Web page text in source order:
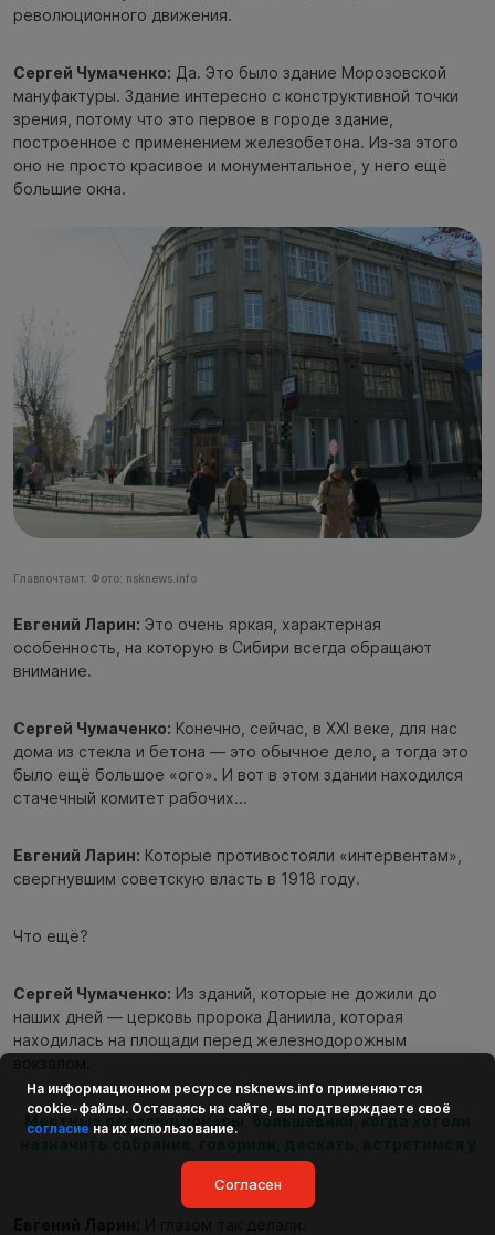
революционного движения.
Сергей Чумаченко: Да. Это было здание Морозовской
мануфактуры. Здание интересно с конструктивной точки
зрения, потому что это первое в городе здание,
построенное с применением железобетона. Из-за этого
оно не просто красивое и монументальное, у него ещё
большие окна.
Главпочтамт. Фото: nsknews.info
Евгений Ларин: Это очень яркая, характерная
особенность, на которую в Сибири всегда обращают
внимание.
Сергей Чумаченко: Конечно, сейчас, в XXI веке, для нас
дома из стекла и бетона — это обычное дело, а тогда это
было ещё большое «ого». И вот в этом здании находился
стачечный комитет рабочих...
Евгений Ларин: Которые противостояли «интервентам»,
свергнувшим советскую власть в 1918 году.
Что ещё?
Сергей Чумаченко: Из зданий, которые не дожили до
наших дней — церковь пророка Даниила, которая
находилась на площади перед железнодорожным
Местные революционеры, большевики, когда хотели
Даниила.
На информационном ресурсе nsknews.info применяются
cookie-файлы. Оставаясь на сайте, вы подтверждаете своё
согласие на их использование.
Согласен